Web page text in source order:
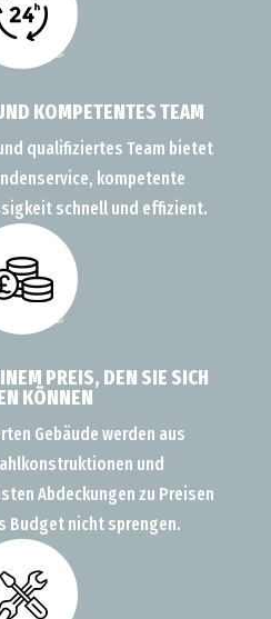
KOMPETENTES TEAM
qualifiziertes Team bietet
kompetente
schnell und effizient.
PREIS, DEN SIE SICH
KÖNNEN
Gebäude werden aus
und
Abdeckungen zu Preisen
Budget nicht sprengen.